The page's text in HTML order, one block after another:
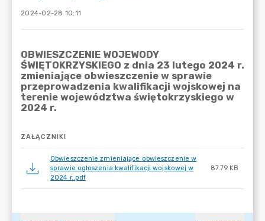
2024-02-28 10:11
ZAŁĄCZNIKI
Obwieszczenie zmieniające obwieszczenie w
sprawie ogłoszenia kwalifikacji wojskowej w
2024 r..pdf
87.79 KB